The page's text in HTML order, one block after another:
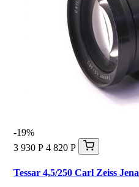
-19%
3 930 Р 4 820 Р
Tessar 4,5/250 Carl Zeiss Jena